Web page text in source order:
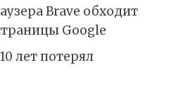
Brave обходит
Google
лет потерял